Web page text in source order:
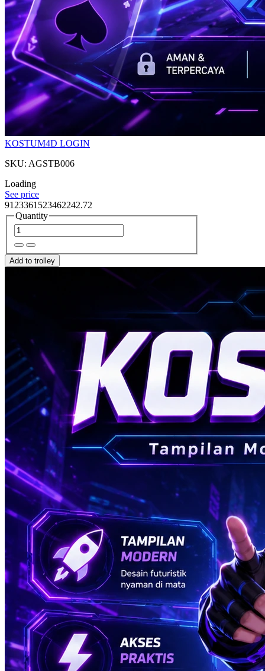
KOSTUM4D LOGIN
SKU: AGSTB006
Loading
See price
9123361523462242.72
Quantity
Add to trolley